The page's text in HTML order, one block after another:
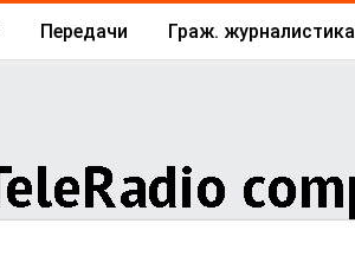
Передачи Граж. журналистика